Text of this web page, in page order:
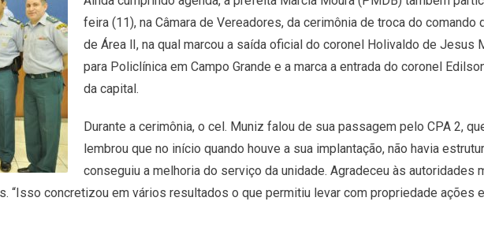
feira (11), na Câmara de Vereadores, da cerimônia de troca do comando
de Área lI, na qual marcou a saída oficial do coronel Holivaldo de Jesus
para Policlínica em Campo Grande e a marca a entrada do coronel
da capital.
Durante a cerimônia, o cel. Muniz falou de sua passagem pelo CPA 2,
lembrou que no início quando houve a sua implantação, não havia
conseguiu a melhoria do serviço da unidade. Agradeceu às autoridades
“Isso concretizou em vários resultados o que permitiu levar com propriedade ações